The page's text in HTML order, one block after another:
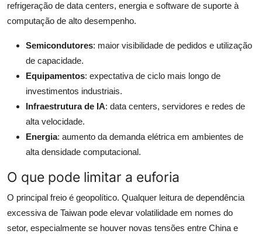
refrigeração de data centers, energia e software de suporte à
computação de alto desempenho.
Semicondutores: maior visibilidade de pedidos e utilização
de capacidade.
Equipamentos: expectativa de ciclo mais longo de
investimentos industriais.
Infraestrutura de IA: data centers, servidores e redes de
alta velocidade.
Energia: aumento da demanda elétrica em ambientes de
alta densidade computacional.
O que pode limitar a euforia
O principal freio é geopolítico. Qualquer leitura de dependência
excessiva de Taiwan pode elevar volatilidade em nomes do
setor, especialmente se houver novas tensões entre China e